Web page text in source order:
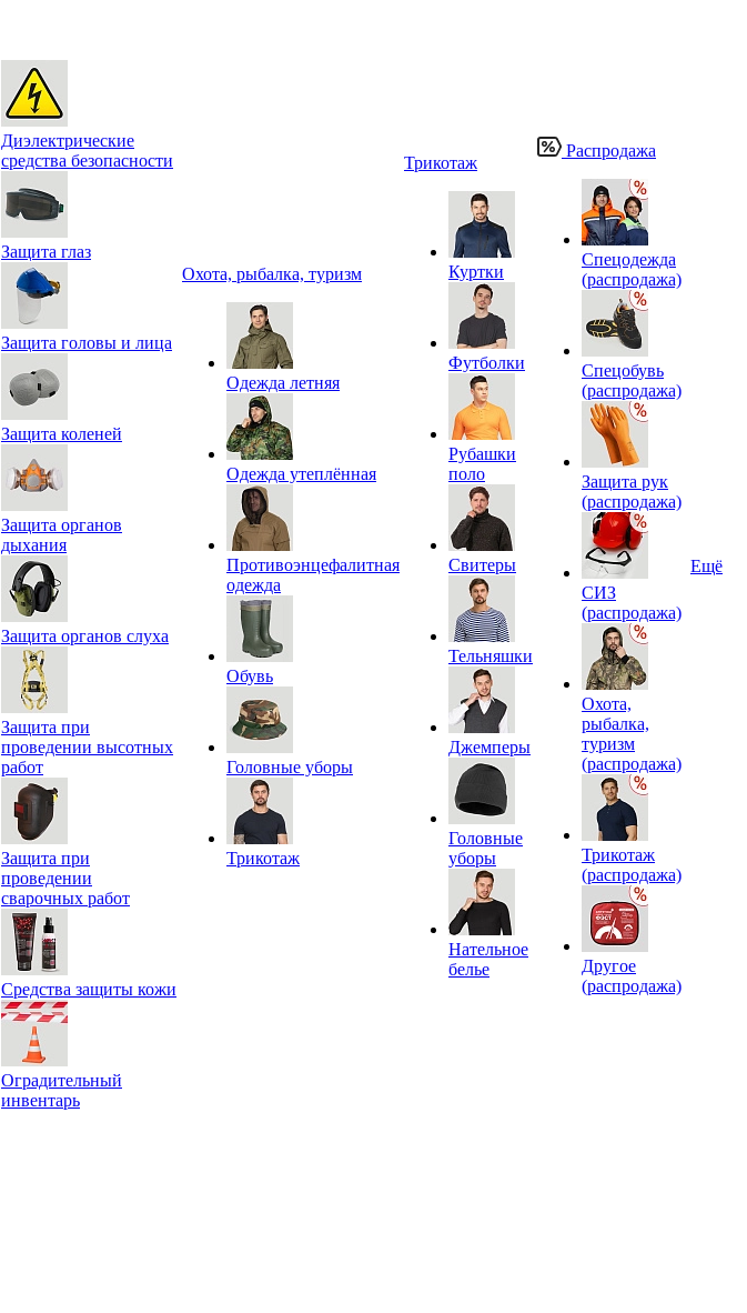
Диэлектрические
средства безопасности
Защита глаз
Защита головы и лица
Защита коленей
Защита органов
дыхания
Защита органов слуха
Защита при
проведении высотных
работ
Защита при
проведении
сварочных работ
Средства защиты кожи
Оградительный
инвентарь
Охота, рыбалка, туризм
Одежда летняя
Одежда утеплённая
Противоэнцефалитная
одежда
Обувь
Головные уборы
Трикотаж
Трикотаж
Куртки
Футболки
Рубашки
поло
Свитеры
Тельняшки
Джемперы
Головные
уборы
Нательное
белье
Распродажа
Спецодежда
(распродажа)
Спецобувь
(распродажа)
Защита рук
(распродажа)
СИЗ
(распродажа)
Охота,
рыбалка,
туризм
(распродажа)
Трикотаж
(распродажа)
Другое
(распродажа)
Ещё